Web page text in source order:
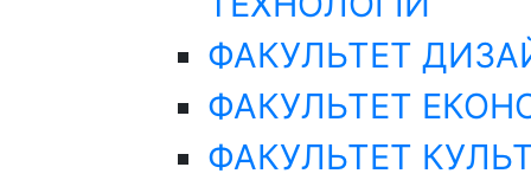
ФАКУЛЬТЕТ
ФАКУЛЬТЕТ
ФАКУЛЬТЕТ